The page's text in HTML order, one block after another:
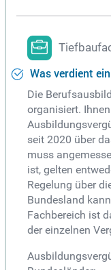
Was verdient
Die
organisiert.
seit 2020 über
muss
ist, gelten
Regelung über
Bundesland
Fachbereich ist
der einzelnen